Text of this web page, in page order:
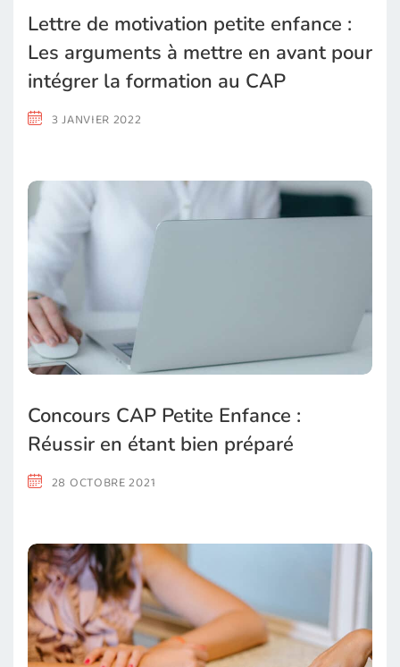
Lettre de motivation petite enfance :
Les arguments à mettre en avant pour
intégrer la formation au CAP
3 JANVIER 2022
Concours CAP Petite Enfance :
Réussir en étant bien préparé
28 OCTOBRE 2021